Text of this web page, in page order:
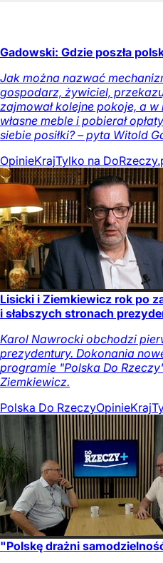
Gadowski: Gdzie poszła
Jak można nazwać
gospodarz, żywiciel,
zajmował kolejne pokoje, a
własne meble i pobierał
siebie posiłki? – pyta Witold
OpinieKrajTylko na
Lisicki i Ziemkiewicz rok po
i słabszych stronach
Karol Nawrocki obchodzi
prezydentury. Dokonania
programie "Polska Do
Ziemkiewicz.
Polska Do RzeczyOpinieKraj
"Polskę drażni